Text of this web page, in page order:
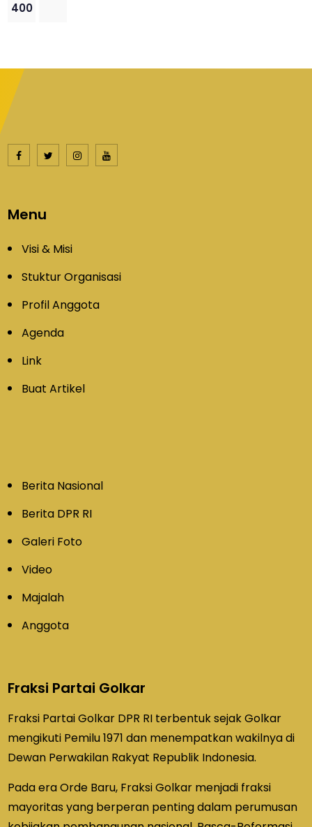
400
Menu
Visi & Misi
Stuktur Organisasi
Profil Anggota
Agenda
Link
Buat Artikel
Berita Nasional
Berita DPR RI
Galeri Foto
Video
Majalah
Anggota
Fraksi Partai Golkar
Fraksi Partai Golkar DPR RI terbentuk sejak Golkar
mengikuti Pemilu 1971 dan menempatkan wakilnya di
Dewan Perwakilan Rakyat Republik Indonesia.
Pada era Orde Baru, Fraksi Golkar menjadi fraksi
mayoritas yang berperan penting dalam perumusan